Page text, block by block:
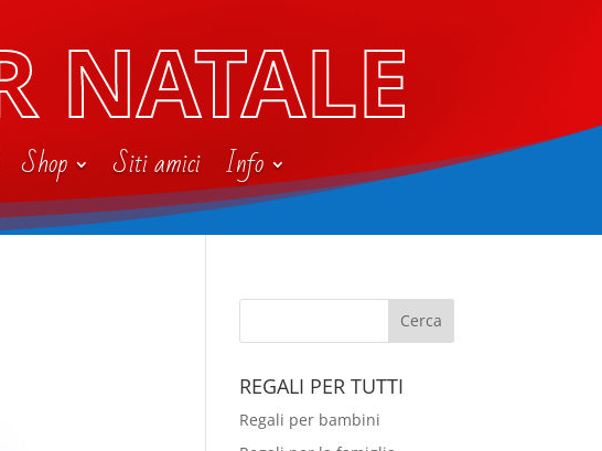
NATALE
Shop Siti amici Info
REGALI PER TUTTI
Regali per bambini